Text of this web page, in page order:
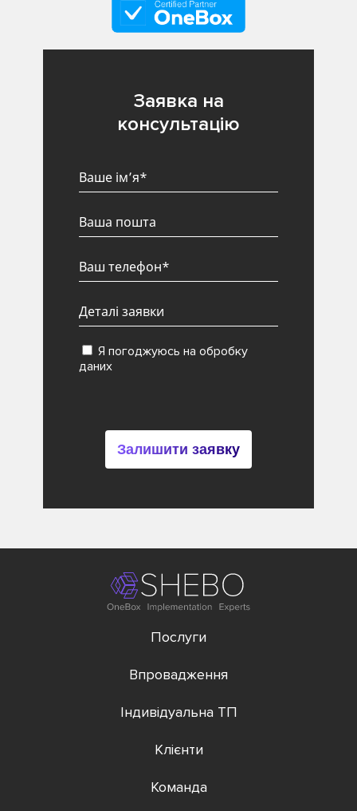
Заявка на
консультацію
Я погоджуюсь на обробку
даних
Залишити заявку
Послуги
Впровадження
Індивідуальна ТП
Клієнти
Команда